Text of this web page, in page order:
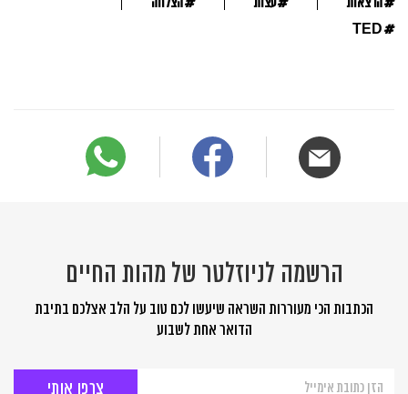
הרצאות עצות הצלחה
#
TED
הרשמה לניוזלטר של מהות החיים
הכתבות הכי מעוררות השראה שיעשו לכם טוב על הלב אצלכם בתיבת
הדואר אחת לשבוע